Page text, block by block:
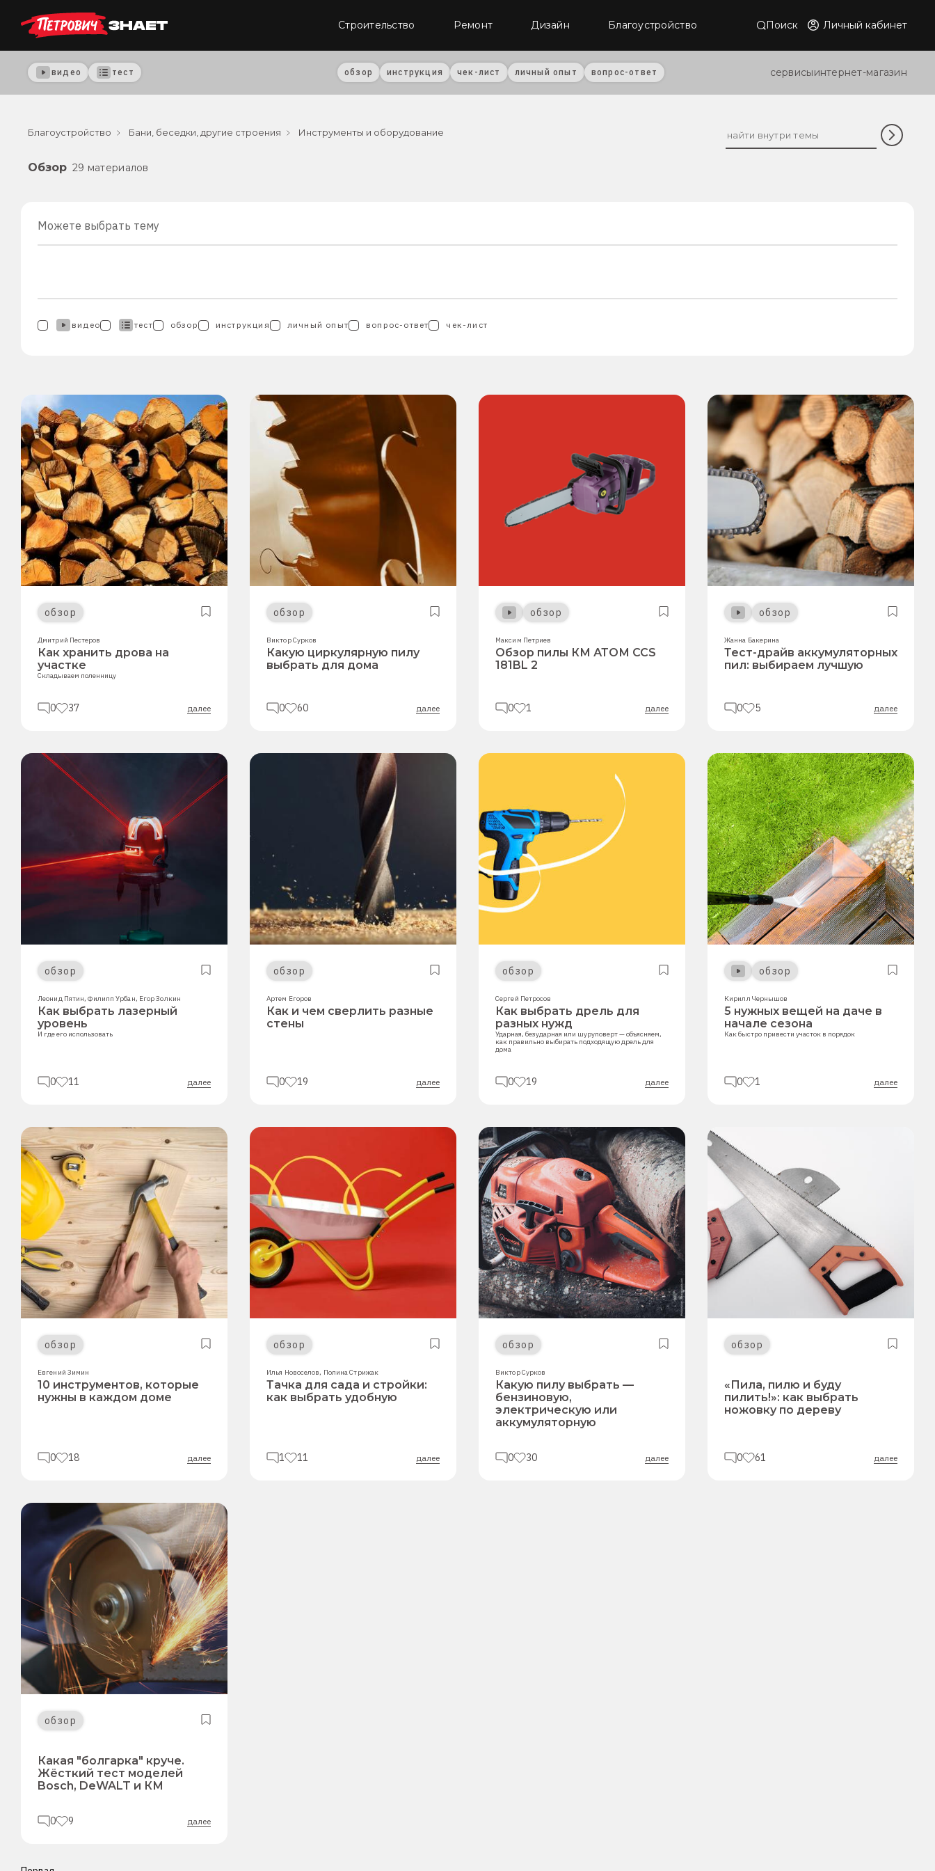
Строительство Ремонт Дизайн Благоустройство Поиск Личный кабинет
видео тест обзор инструкция чек-лист личный опыт вопрос-ответ сервисыинтернет-магазин
Благоустройство Бани, беседки, другие строения Инструменты и оборудование
Обзор 29 материалов
Можете выбрать тему
видео тест обзор инструкция личный опыт вопрос-ответ чек-лист
обзор
Дмитрий Пестеров
Как хранить дрова на
участке
Складываем поленницу
0 37 далее
обзор
Виктор Сурков
Какую циркулярную пилу
выбрать для дома
0 60 далее
обзор
Максим Петриев
Обзор пилы КМ АТОМ ССS
181BL 2
0 1 далее
обзор
Жанна Бакерина
Тест-драйв аккумуляторных
пил: выбираем лучшую
0 5 далее
обзор
Леонид Пятин,Филипп Урбан, Егор Золкин
Как выбрать лазерный
уровень
И где его использовать
0 11 далее
обзор
Артем Егоров
Как и чем сверлить разные
стены
0 19 далее
обзор
Сергей Петросов
Как выбрать дрель для
разных нужд
Ударная, безударная или шуруповерт — объясняем,
как правильно выбирать подходящую дрель для
дома
0 19 далее
обзор
Кирилл Чернышов
5 нужных вещей на даче в
начале сезона
Как быстро привести участок в порядок
0 1 далее
обзор
Евгений Зимин
10 инструментов, которые
нужны в каждом доме
0 18 далее
обзор
Илья Новоселов, Полина Стрижак
Тачка для сада и стройки:
как выбрать удобную
1 11 далее
обзор
Виктор Сурков
Какую пилу выбрать —
бензиновую,
электрическую или
аккумуляторную
0 30 далее
обзор
«Пила, пилю и буду
пилить!»: как выбрать
ножовку по дереву
0 61 далее
обзор
Какая "болгарка" круче.
Жёсткий тест моделей
Bosch, DeWALT и КМ
0 9 далее